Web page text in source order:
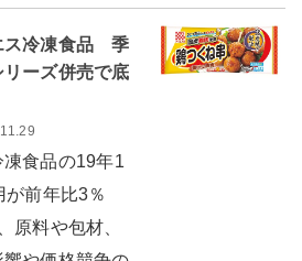
ス冷凍食品 季
ーズ併売で底
食品の19年1
が前年比3％
原料や包材、